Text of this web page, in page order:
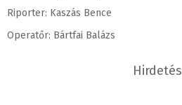
Riporter: Kaszás Bence
Operatőr: Bártfai Balázs
Hirdetés